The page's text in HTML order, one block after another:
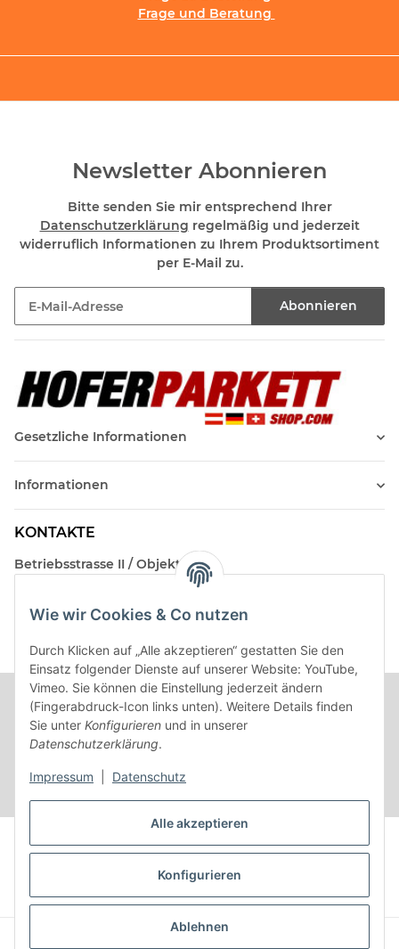
Alle akzeptieren
Konfigurieren
Ablehnen
Wie wir Cookies & Co nutzen
Durch Klicken auf „Alle akzeptieren“ gestatten Sie den
Einsatz folgender Dienste auf unserer Website: YouTube,
Vimeo. Sie können die Einstellung jederzeit ändern
(Fingerabdruck-Icon links unten). Weitere Details finden
Sie unter Konfigurieren und in unserer
Datenschutzerklärung.
Impressum Datenschutz
Frage und Beratung
Newsletter Abonnieren
Bitte senden Sie mir entsprechend Ihrer
Datenschutzerklärung regelmäßig und jederzeit
widerruflich Informationen zu Ihrem Produktsortiment
per E-Mail zu.
Abonnieren
Gesetzliche Informationen
Informationen
KONTAKTE
Betriebsstrasse II / Objekt 17
Kontakt
Vertrag widerrufen
* Alle Preise inkl. gesetzlicher USt.